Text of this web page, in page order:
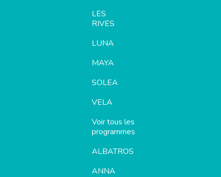
LES
RIVES
LUNA
MAYA
SOLEA
VELA
Voir tous les
programmes
ALBATROS
ANNA